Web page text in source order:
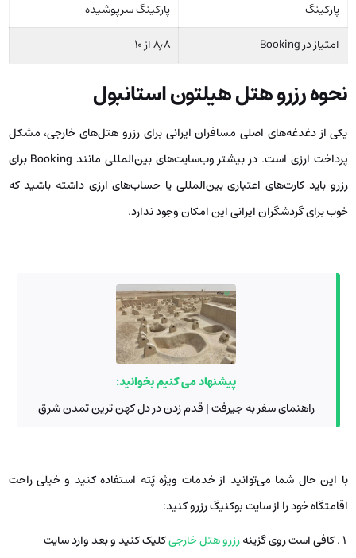
پارکینگ
پارکینگ سرپوشیده
امتیاز در Booking
۸٫۸ از ۱۰
نحوه رزرو هتل هیلتون استانبول
یکی از دغدغه‌های اصلی مسافران ایرانی برای رزرو هتل‌های خارجی، مشکل
پرداخت ارزی است. در بیشتر وب‌سایت‌های بین‌المللی مانند Booking برای
رزرو باید کارت‌های اعتباری بین‌المللی یا حساب‌های ارزی داشته باشید که
خوب برای گردشگران ایرانی این امکان وجود ندارد.
پیشنهاد می کنیم بخوانید:
راهنمای سفر به جیرفت | قدم زدن در دل کهن ترین تمدن شرق
با این حال شما می‌توانید از خدمات ویژه‌ پَته استفاده کنید و خیلی راحت
اقامتگاه خود را از سایت بوکنیگ رزرو کنید:
کافی است روی گزینهرزرو هتل خارجیکلیککنید و بعد وارد سایت